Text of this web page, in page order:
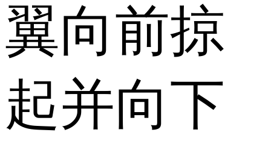
翼向前掠
起并向下